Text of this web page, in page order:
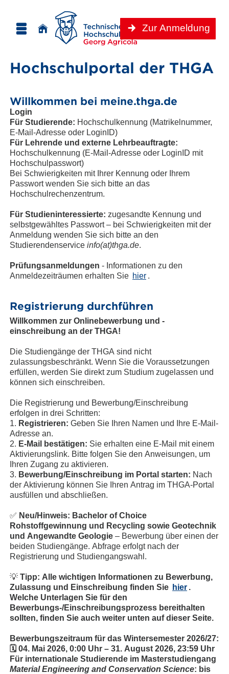
Zur Anmeldung
Hochschulportal der THGA
Willkommen bei meine.thga.de
Login
Für Studierende: Hochschulkennung (Matrikelnummer,
E-Mail-Adresse oder LoginID)
Für Lehrende und externe Lehrbeauftragte:
Hochschulkennung (E-Mail-Adresse oder LoginID mit
Hochschulpasswort)
Bei Schwierigkeiten mit Ihrer Kennung oder Ihrem
Passwort wenden Sie sich bitte an das
Hochschulrechenzentrum.
Für Studieninteressierte: zugesandte Kennung und
selbstgewähltes Passwort – bei Schwierigkeiten mit der
Anmeldung wenden Sie sich bitte an den
Studierendenservice info(at)thga.de.
Prüfungsanmeldungen - Informationen zu den
Anmeldezeiträumen erhalten Sie hier .
Registrierung durchführen
Willkommen zur Onlinebewerbung und -
einschreibung an der THGA!
Die Studiengänge der THGA sind nicht
zulassungsbeschränkt. Wenn Sie die Voraussetzungen
erfüllen, werden Sie direkt zum Studium zugelassen und
können sich einschreiben.
Die Registrierung und Bewerbung/Einschreibung
erfolgen in drei Schritten:
1. Registrieren: Geben Sie Ihren Namen und Ihre E-Mail-
Adresse an.
2. E-Mail bestätigen: Sie erhalten eine E-Mail mit einem
Aktivierungslink. Bitte folgen Sie den Anweisungen, um
Ihren Zugang zu aktivieren.
3. Bewerbung/Einschreibung im Portal starten: Nach
der Aktivierung können Sie Ihren Antrag im THGA-Portal
ausfüllen und abschließen.
✅ Neu/Hinweis: Bachelor of Choice
Rohstoffgewinnung und Recycling sowie Geotechnik
und Angewandte Geologie – Bewerbung über einen der
beiden Studiengänge. Abfrage erfolgt nach der
Registrierung und Studiengangswahl.
💡 Tipp: Alle wichtigen Informationen zu Bewerbung,
Zulassung und Einschreibung finden Sie hier .
Welche Unterlagen Sie für den
Bewerbungs-/Einschreibungsprozess bereithalten
sollten, finden Sie auch weiter unten auf dieser Seite.
Bewerbungszeitraum für das Wintersemester 2026/27:
🗓️ 04. Mai 2026, 0:00 Uhr – 31. August 2026, 23:59 Uhr
Für internationale Studierende im Masterstudiengang
Material Engineering and Conservation Science: bis